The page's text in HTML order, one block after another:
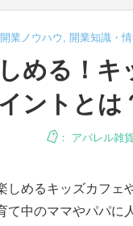
開業ノウハウ , 開業知識・
める！キ
ントとは
： アパレル雑
しめるキッズカフェ
て中のママやパパ